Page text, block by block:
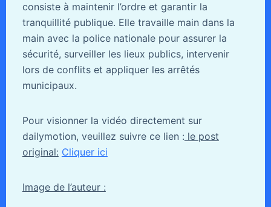
consiste à maintenir l’ordre et garantir la
tranquillité publique. Elle travaille main dans la
main avec la police nationale pour assurer la
sécurité, surveiller les lieux publics, intervenir
lors de conflits et appliquer les arrêtés
municipaux.
Pour visionner la vidéo directement sur
dailymotion, veuillez suivre ce lien : le post
original: Cliquer ici
Image de l’auteur :